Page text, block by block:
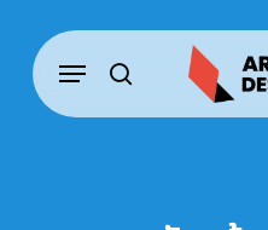
main
content
search
Menu